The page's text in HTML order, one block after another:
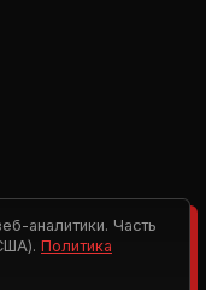
аналитики. Часть
Политика